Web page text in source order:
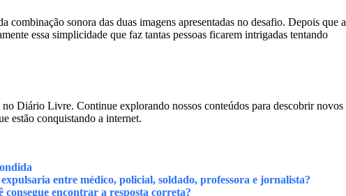
combinação sonora das duas imagens apresentadas no desafio. Depois que a
essa simplicidade que faz tantas pessoas ficarem intrigadas tentando
Diário Livre. Continue explorando nossos conteúdos para descobrir novos
estão conquistando a internet.
entre médico, policial, soldado, professora e jornalista?
consegue encontrar a resposta correta?